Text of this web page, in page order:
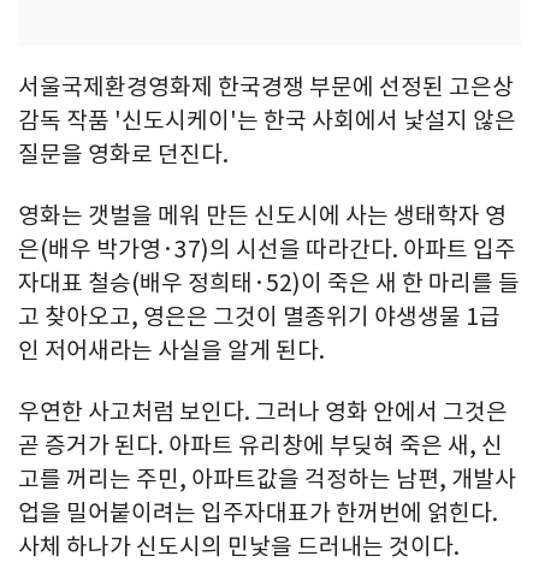
서울국제환경영화제 한국경쟁 부문에 선정된 고은상
감독 작품 '신도시케이'는 한국 사회에서 낯설지 않은
질문을 영화로 던진다.
영화는 갯벌을 메워 만든 신도시에 사는 생태학자 영
은(배우 박가영·37)의 시선을 따라간다. 아파트 입주
자대표 철승(배우 정희태·52)이 죽은 새 한 마리를 들
고 찾아오고, 영은은 그것이 멸종위기 야생생물 1급
인 저어새라는 사실을 알게 된다.
우연한 사고처럼 보인다. 그러나 영화 안에서 그것은
곧 증거가 된다. 아파트 유리창에 부딪혀 죽은 새, 신
고를 꺼리는 주민, 아파트값을 걱정하는 남편, 개발사
업을 밀어붙이려는 입주자대표가 한꺼번에 얽힌다.
사체 하나가 신도시의 민낯을 드러내는 것이다.